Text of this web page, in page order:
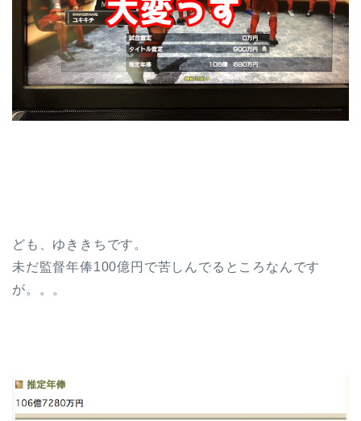
ども、ゆききちです。
未だ監督年俸100億円で苦しんでるところなんです
が。。。